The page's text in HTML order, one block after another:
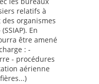
relatifs à
des organismes
En
être amené
: -
- procédures
aérienne